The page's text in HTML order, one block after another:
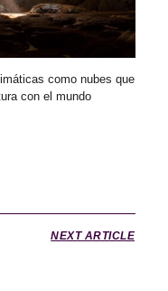
como nubes que
con el mundo
NEXT ARTICLE